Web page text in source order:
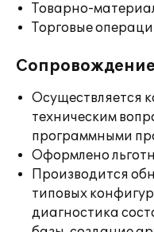
Товарно-
Торговые
Осуществляется
техническим
программными
Оформлено
Производится
типовых
диагностика